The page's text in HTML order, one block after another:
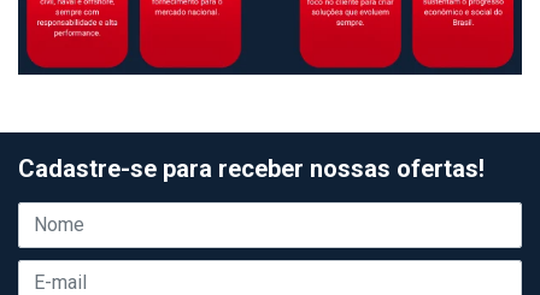
Cadastre-se para receber nossas ofertas!